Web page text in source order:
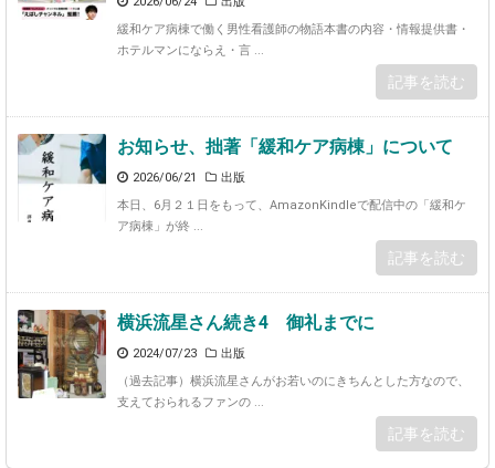
緩和ケア病棟で働く男性看護師の物語本書の内容・情報提供書・
ホテルマンにならえ・言 ...
記事を読む
お知らせ、拙著「緩和ケア病棟」について
2026/06/21
出版
本日、6月２１日をもって、AmazonKindleで配信中の「緩和ケ
ア病棟」が終 ...
記事を読む
横浜流星さん続き4 御礼までに
2024/07/23
出版
（過去記事）横浜流星さんがお若いのにきちんとした方なので、
支えておられるファンの ...
記事を読む